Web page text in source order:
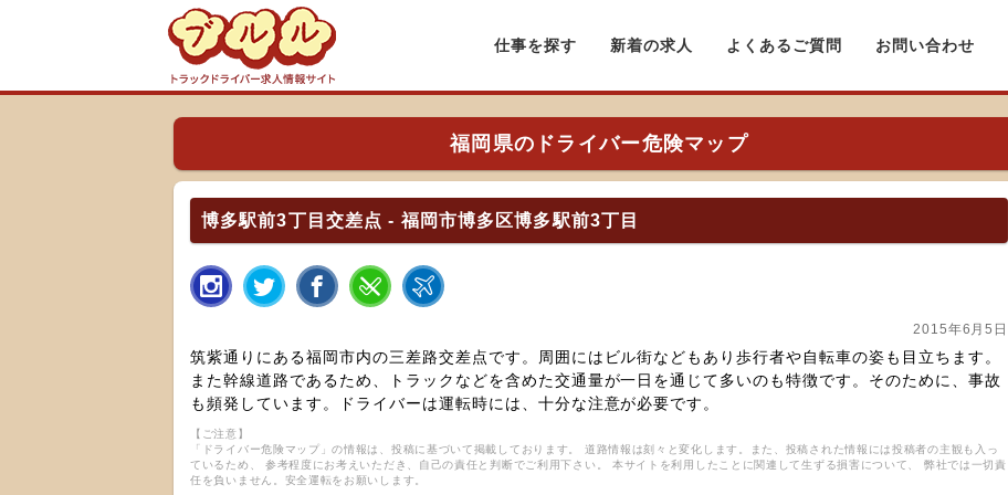
仕事を探す 新着の求人 よくあるご質問 お問い合わせ
福岡県のドライバー危険マップ
博多駅前3丁目交差点 - 福岡市博多区博多駅前3丁目
2015年6月5日
筑紫通りにある福岡市内の三差路交差点です。周囲にはビル街などもあり歩行者や自転車の姿も目立ちます。
また幹線道路であるため、トラックなどを含めた交通量が一日を通じて多いのも特徴です。そのために、事故
も頻発しています。ドライバーは運転時には、十分な注意が必要です。
【ご注意】
「ドライバー危険マップ」の情報は、投稿に基づいて掲載しております。 道路情報は刻々と変化します。また、投稿された情報には投稿者の主観も入っ
ているため、 参考程度にお考えいただき、自己の責任と判断でご利用下さい。 本サイトを利用したことに関連して生ずる損害について、 弊社では一切責
任を負いません。安全運転をお願いします。